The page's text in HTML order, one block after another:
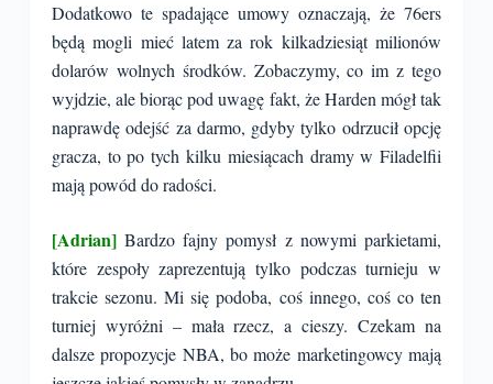
Dodatkowo te spadające umowy oznaczają, że 76ers
będą mogli mieć latem za rok kilkadziesiąt milionów
dolarów wolnych środków. Zobaczymy, co im z tego
wyjdzie, ale biorąc pod uwagę fakt, że Harden mógł tak
naprawdę odejść za darmo, gdyby tylko odrzucił opcję
gracza, to po tych kilku miesiącach dramy w Filadelfii
mają powód do radości.
[Adrian]Bardzo fajny pomysł z nowymi parkietami,
które zespoły zaprezentują tylko podczas turnieju w
trakcie sezonu. Mi się podoba, coś innego, coś co ten
turniej wyróżni – mała rzecz, a cieszy. Czekam na
dalsze propozycje NBA, bo może marketingowcy mają